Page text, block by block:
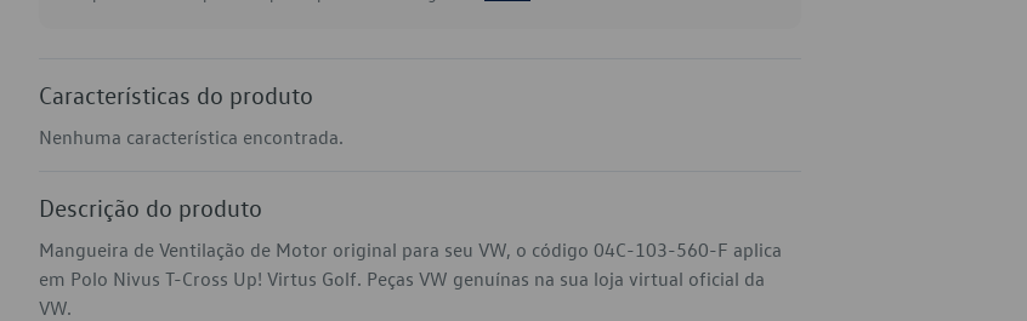
Características do produto
Nenhuma característica encontrada.
Descrição do produto
Mangueira de Ventilação de Motor original para seu VW, o código 04C-103-560-F aplica
em Polo Nivus T-Cross Up! Virtus Golf. Peças VW genuínas na sua loja virtual oficial da
VW.